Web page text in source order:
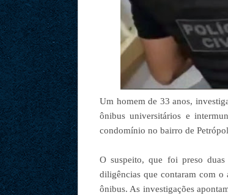
Um homem de 33 anos,
ônibus universitários e
condomínio no bairro de
O suspeito, que foi preso
diligências que contaram com o
ônibus. As investigações